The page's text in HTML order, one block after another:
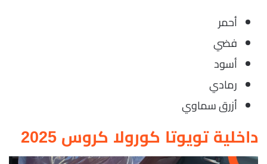
أحمر
فضي
أسود
رمادي
أزرق سماوي
داخلية تويوتا كورولا كروس 2025